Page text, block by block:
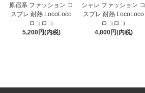
原宿系 ファッション コ
スプレ 耐熱 LocoLoco
ロコロコ
5,200円(内税)
シャレ ファッション コ
スプレ 耐熱 LocoLoco
ロコロコ
4,800円(内税)